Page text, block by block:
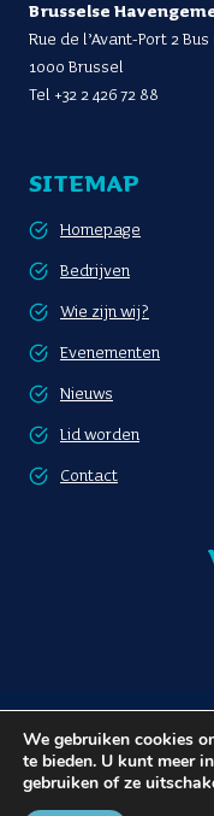
Brusselse
Rue de l’Avant-Port 2 Bus
1000 Brussel
Tel +32 2 426 72 88
SITEMAP
Homepage
Bedrijven
Wie zijn wij?
Evenementen
Nieuws
Lid worden
Contact
© 2026
We gebruiken cookies
te bieden. U kunt meer
gebruiken of ze